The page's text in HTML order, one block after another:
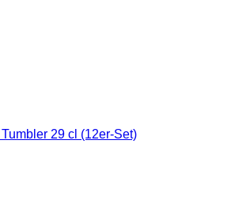
29 cl (12er-Set)